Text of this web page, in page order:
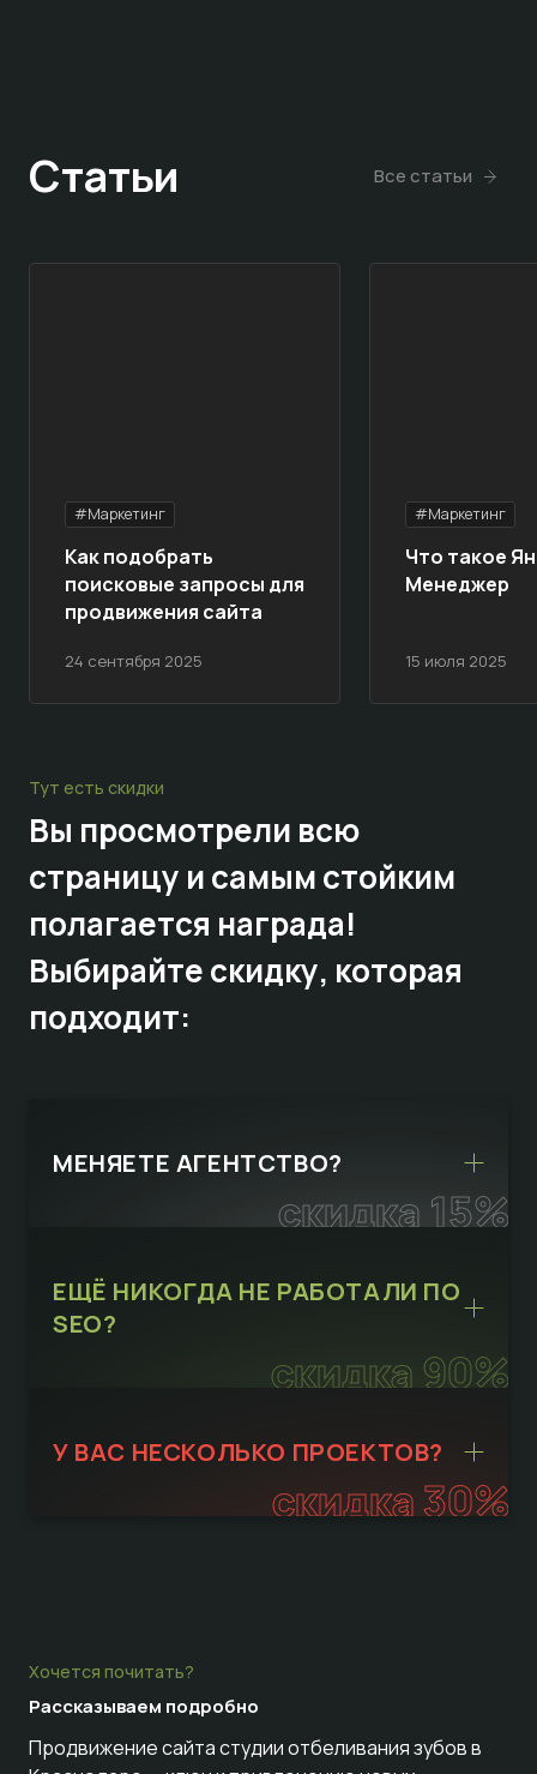
Статьи Все статьи
#Маркетинг
24 сентября 2025
Как подобрать
поисковые запросы для
продвижения сайта
#Маркетинг
15 июля 2025
Что такое
Менеджер
Тут есть скидки
Вы просмотрели всю
страницу и самым стойким
полагается награда!
Выбирайтескидку, которая
подходит:
скидка 15%
МЕНЯЕТЕ АГЕНТСТВО?
скидка 90%
ЕЩЁ НИКОГДА НЕ РАБОТАЛИ ПО
SEO?
скидка 30%
У ВАС НЕСКОЛЬКО ПРОЕКТОВ?
Хочется почитать?
Рассказываем подробно
Продвижение сайта студии отбеливания зубов в